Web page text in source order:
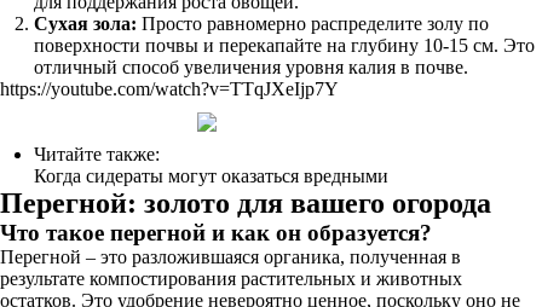
Сухая зола: Просто равномерно распределите золу по
поверхности почвы и перекапайте на глубину 10-15 см. Это
отличный способ увеличения уровня калия в почве.
https://youtube.com/watch?v=TTqJXeIjp7Y
Читайте также:
Когда сидераты могут оказаться вредными
Перегной: золото для вашего огорода
Что такое перегной и как он образуется?
Перегной – это разложившаяся органика, полученная в
результате компостирования растительных и животных
остатков. Это удобрение невероятно ценное, поскольку оно не